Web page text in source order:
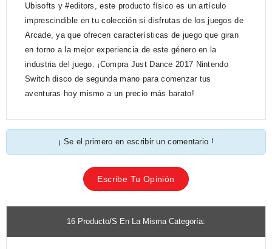
Ubisofts y #editors, este producto físico es un artículo
imprescindible en tu colección si disfrutas de los juegos de
Arcade, ya que ofrecen características de juego que giran
en torno a la mejor experiencia de este género en la
industria del juego. ¡Compra Just Dance 2017 Nintendo
Switch disco de segunda mano para comenzar tus
aventuras hoy mismo a un precio más barato!
¡ Se el primero en escribir un comentario !
Escribe Tu Opinión
16 Producto/s En La Misma Categoría: